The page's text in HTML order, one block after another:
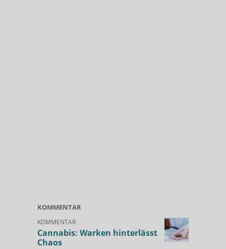
KOMMENTAR
KOMMENTAR
Cannabis: Warken hinterlässt
Chaos